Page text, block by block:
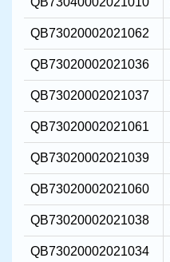
QB73020002021062
QB73020002021036
QB73020002021037
QB73020002021061
QB73020002021039
QB73020002021060
QB73020002021038
QB73020002021034